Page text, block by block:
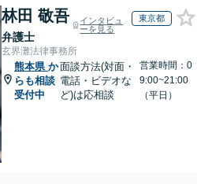
林田 敬吾
弁護士
インタビュ
ーを見る
東京都
玄界灘法律事務所
熊本県 か
らも相談
受付中
面談方法(対面・
電話・ビデオな
ど)は応相談
営業時間：0
9:00~21:00
（平日）